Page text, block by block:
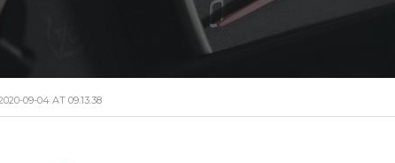
09-04 AT 09.13.38